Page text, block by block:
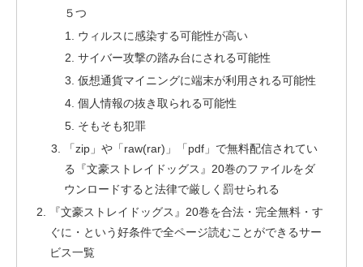
５つ
ウィルスに感染する可能性が高い
サイバー攻撃の踏み台にされる可能性
仮想通貨マイニングに端末が利用される可能性
個人情報の抜き取られる可能性
そもそも犯罪
「zip」や「raw(rar)」「pdf」で無料配信されてい
る『文豪ストレイドッグス』20巻のファイルをダ
ウンロードすると法律で厳しく罰せられる
『文豪ストレイドッグス』20巻を合法・完全無料・す
ぐに・という好条件で全ページ読むことができるサー
ビス一覧